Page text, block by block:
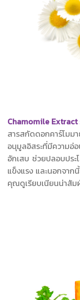
Chamomile Extract
สารสกัดดอกคาร์โม
อนุมูลอิสระที่มีความอ่
อักเสบ ช่วยปลอบปร
แข็งแรง และนอกจา
คุณดูเรียบเนียนน่าสัม